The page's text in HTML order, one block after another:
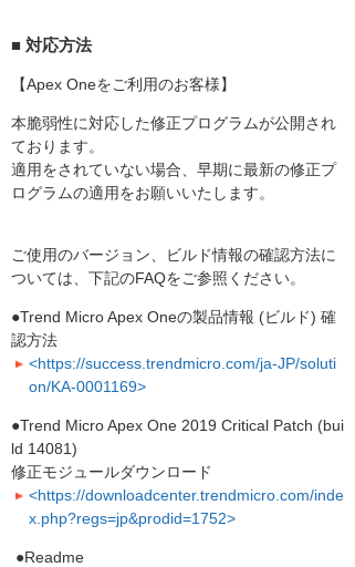
■ 対応方法
【Apex Oneをご利用のお客様】
本脆弱性に対応した修正プログラムが公開され
ております。
適用をされていない場合、早期に最新の修正プ
ログラムの適用をお願いいたします。
ご使用のバージョン、ビルド情報の確認方法に
ついては、下記のFAQをご参照ください。
●Trend Micro Apex Oneの製品情報 (ビルド) 確
認方法
<https://success.trendmicro.com/ja-JP/soluti
on/KA-0001169>
●Trend Micro Apex One 2019 Critical Patch (bui
ld 14081)
修正モジュールダウンロード
<https://downloadcenter.trendmicro.com/inde
x.php?regs=jp&prodid=1752>
●Readme